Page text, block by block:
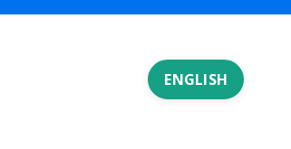
ENGLISH